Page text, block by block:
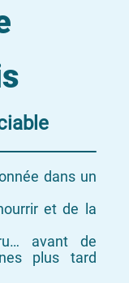
dans un
et de la
avant de
plus tard